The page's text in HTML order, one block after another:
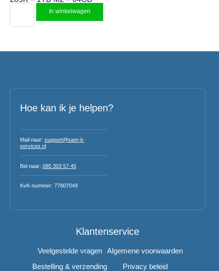
In winkelwagen
Hoe kan ik je helpen?
Mail naar: support@sam-it-
services.nl
Bel naar: 085 303 57 45
KvK-nummer: 77807049
Klantenservice
Veelgestelde vragen
Bestelling & verzending
Algemene voorwaarden
Privacy beleid